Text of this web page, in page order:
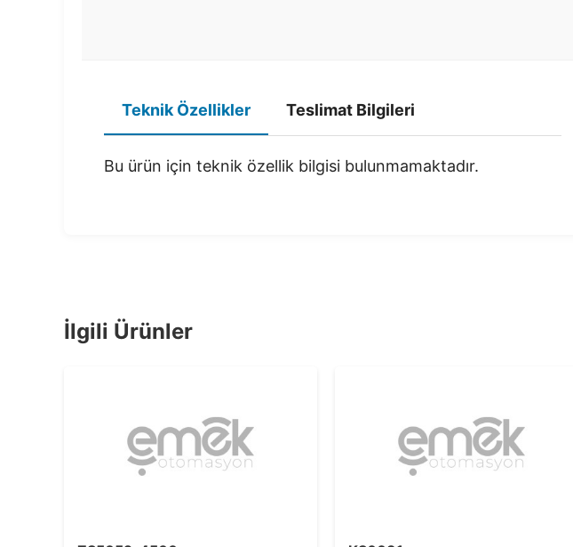
Teknik Özellikler Teslimat Bilgileri
Bu ürün için teknik özellik bilgisi bulunmamaktadır.
İlgili Ürünler